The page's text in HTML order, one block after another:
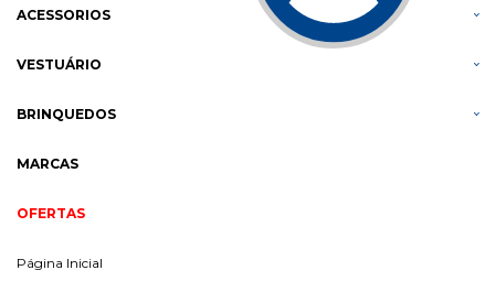
ACESSÓRIOS
VESTUÁRIO
BRINQUEDOS
MARCAS
OFERTAS
Página Inicial